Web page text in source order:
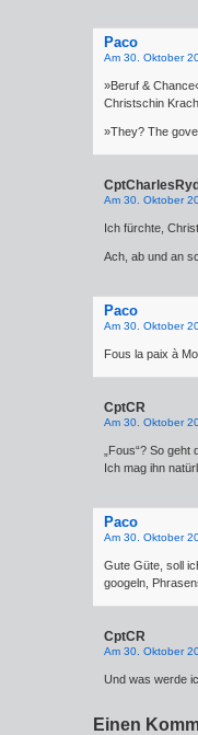
Paco
Am 30. Oktober
»Beruf &
Christschin
»They? The
Am 30. Oktober
Ich fürchte,
Ach, ab und an
Paco
Am 30. Oktober
Fous la paix à
CptCR
Am 30. Oktober
„Fous“? So
Ich mag ihn
Paco
Am 30. Oktober
Gute Güte, soll
googeln,
CptCR
Am 30. Oktober
Und was werde
Einen